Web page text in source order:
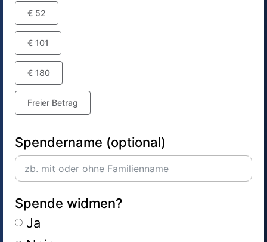
€ 52
€ 101
€ 180
Freier Betrag
Spendername (optional)
Spende widmen?
Ja